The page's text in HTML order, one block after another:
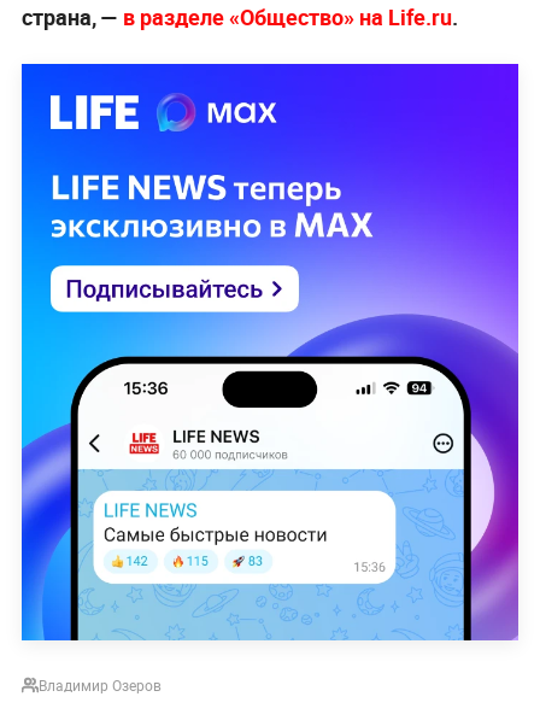
страна, — в разделе «Общество» на Life.ru.
Владимир Озеров